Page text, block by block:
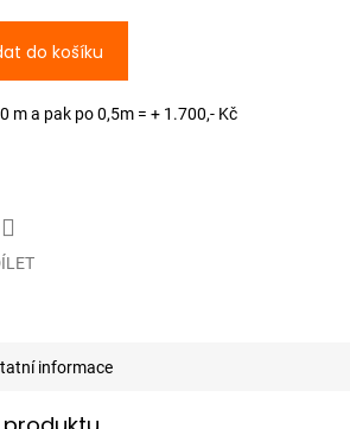
do košíku
m a pak po 0,5m = + 1.700,- Kč
informace